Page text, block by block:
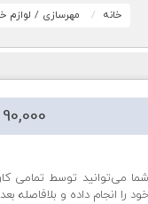
خانه مهرسازی / لوازم
90,000 تومان
شما می‌توانید توسط تمامی
خود را انجام داده و بلافاصله